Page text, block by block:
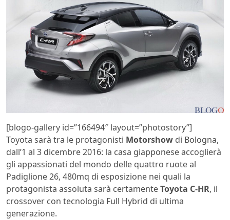
[blogo-gallery id=”166494″ layout=”photostory”]
Toyota sarà tra le protagonisti Motorshow di Bologna,
dall’1 al 3 dicembre 2016: la casa giapponese accoglierà
gli appassionati del mondo delle quattro ruote al
Padiglione 26, 480mq di esposizione nei quali la
protagonista assoluta sarà certamenteToyota C-HR, il
crossover con tecnologia Full Hybrid di ultima
generazione.